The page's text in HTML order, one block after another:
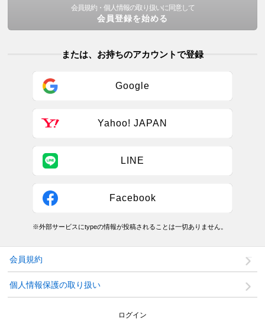
会員規約・個人情報の取り扱いに同意して
会員登録を始める
または、お持ちのアカウントで登録
Google
Yahoo! JAPAN
LINE
Facebook
※外部サービスにtypeの情報が投稿されることは一切ありません。
会員規約
個人情報保護の取り扱い
ログイン